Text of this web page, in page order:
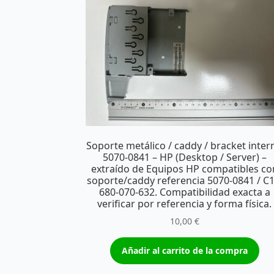
Soporte metálico / caddy / bracket
5070-0841 – HP (Desktop / Server) –
extraído de Equipos HP compatibles
soporte/caddy referencia 5070-0841 /
680-070-632. Compatibilidad exacta a
verificar por referencia y forma física.
10,00 €
Añadir al carrito de la compra